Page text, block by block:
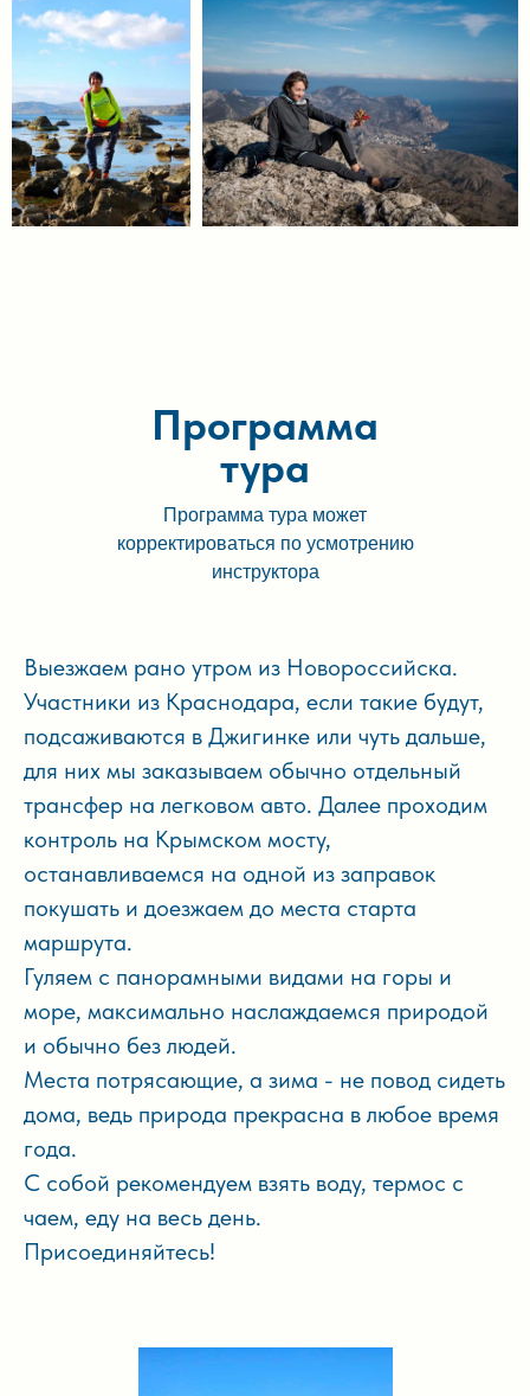
Программа
тура
Программа тура может
корректироваться по усмотрению
инструктора
Выезжаем рано утром из Новороссийска.
Участники из Краснодара, если такие будут,
подсаживаются в Джигинке или чуть дальше,
для них мы заказываем обычно отдельный
трансфер на легковом авто. Далее проходим
контроль на Крымском мосту,
останавливаемся на одной из заправок
покушать и доезжаем до места старта
маршрута.
Гуляем с панорамными видами на горы и
море, максимально наслаждаемся природой
и обычно без людей.
Места потрясающие, а зима - не повод сидеть
дома, ведь природа прекрасна в любое время
года.
С собой рекомендуем взять воду, термос с
чаем, еду на весь день.
Присоединяйтесь!